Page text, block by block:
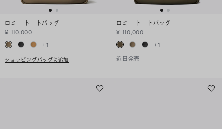
ロミー トートバッグ
¥ 110,000
+1
ショッピングバッグに追加
ロミー トートバッグ
¥ 110,000
+1
近日発売